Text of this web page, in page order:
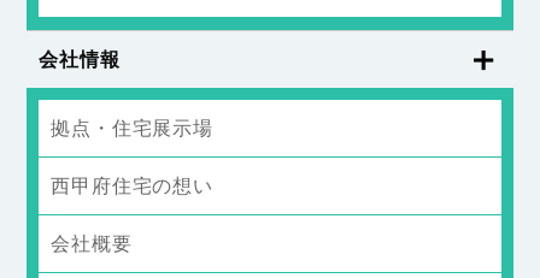
会社情報
拠点・住宅展示場
西甲府住宅の想い
会社概要